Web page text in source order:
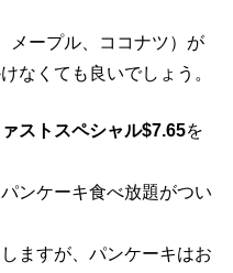
メープル、ココナツ）が
なくても良いでしょう。
ストスペシャル$7.65を
ンケーキ食べ放題がつい
ますが、パンケーキはお